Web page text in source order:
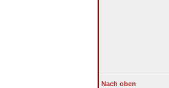
Nach oben